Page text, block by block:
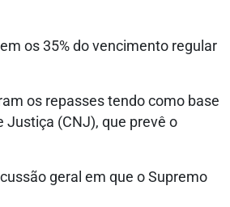
os 35% do vencimento regular
os repasses tendo como base
Justiça (CNJ), que prevê o
geral em que o Supremo